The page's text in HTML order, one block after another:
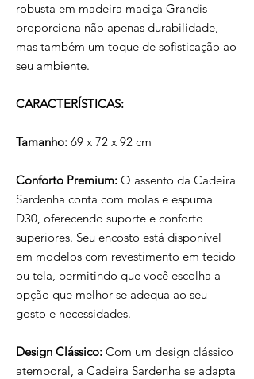
robusta em madeira maciça Grandis
proporciona não apenas durabilidade,
mas também um toque de sofisticação ao
seu ambiente.
CARACTERÍSTICAS:
Tamanho: 69 x 72 x 92 cm
Conforto Premium: O assento da Cadeira
Sardenha conta com molas e espuma
D30, oferecendo suporte e conforto
superiores. Seu encosto está disponível
em modelos com revestimento em tecido
ou tela, permitindo que você escolha a
opção que melhor se adequa ao seu
gosto e necessidades.
Design Clássico: Com um design clássico
atemporal, a Cadeira Sardenha se adapta